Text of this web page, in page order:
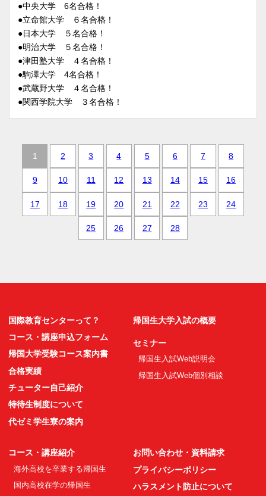
●中央大学 6名合格！
●立命館大学 ６名合格！
●日本大学 ５名合格！
●明治大学 ５名合格！
●津田塾大学 ４名合格！
●駒澤大学 4名合格！
●武蔵野大学 ４名合格！
●関西学院大学 ３名合格！
1 2 3 4 5 6 7 8
9 10 11 12 13 14 15 16
17 18 19 20 21 22 23 24
25 26 27 28
国際教育センターって？
コース・講座申込フォーム
帰国大学受験コース案内書
合格実績
チューター自己紹介
特待生制度について
代ゼミ学生寮の案内
コース・講座紹介
海外高校を卒業する帰国生
国内高校在学の帰国生
帰国生大学入試の概要
セミナー
帰国生入試Web説明会
帰国生入試Web個別相談
お問い合わせ・資料請求
プライバシーポリシー
ハラスメント防止について